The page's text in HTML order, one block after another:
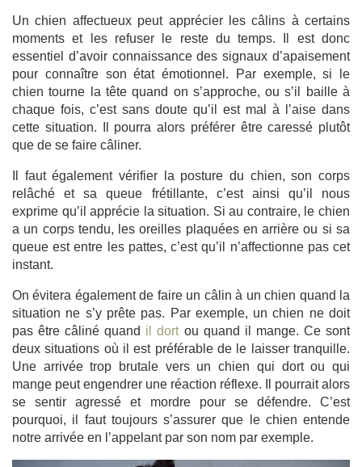
Un chien affectueux peut apprécier les câlins à certains
moments et les refuser le reste du temps. Il est donc
essentiel d’avoir connaissance des signaux d’apaisement
pour connaître son état émotionnel. Par exemple, si le
chien tourne la tête quand on s’approche, ou s’il baille à
chaque fois, c’est sans doute qu’il est mal à l’aise dans
cette situation. Il pourra alors préférer être caressé plutôt
que de se faire câliner.
Il faut également vérifier la posture du chien, son corps
relâché et sa queue frétillante, c’est ainsi qu’il nous
exprime qu’il apprécie la situation. Si au contraire, le chien
a un corps tendu, les oreilles plaquées en arrière ou si sa
queue est entre les pattes, c’est qu’il n’affectionne pas cet
instant.
On évitera également de faire un câlin à un chien quand la
situation ne s’y prête pas. Par exemple, un chien ne doit
pas être câliné quand il dort ou quand il mange. Ce sont
deux situations où il est préférable de le laisser tranquille.
Une arrivée trop brutale vers un chien qui dort ou qui
mange peut engendrer une réaction réflexe. Il pourrait alors
se sentir agressé et mordre pour se défendre. C’est
pourquoi, il faut toujours s’assurer que le chien entende
notre arrivée en l’appelant par son nom par exemple.